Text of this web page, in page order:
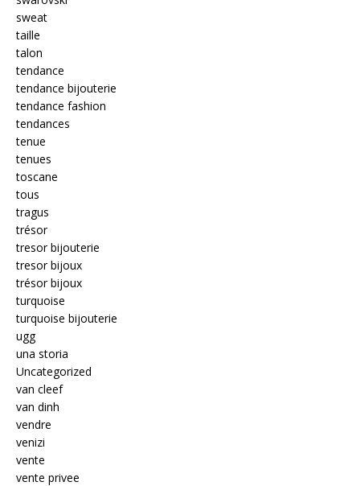
sweat
taille
talon
tendance
tendance bijouterie
tendance fashion
tendances
tenue
tenues
toscane
tous
tragus
trésor
tresor bijouterie
tresor bijoux
trésor bijoux
turquoise
turquoise bijouterie
ugg
una storia
Uncategorized
van cleef
van dinh
vendre
venizi
vente
vente privee